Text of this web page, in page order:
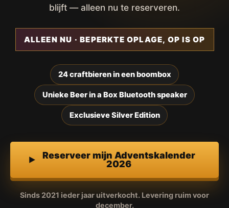
blijft — alleen nu te reserveren.
ALLEEN NU · BEPERKTE OPLAGE, OP IS OP
24 craftbieren in een boombox
Unieke Beer in a Box Bluetooth speaker
Exclusieve Silver Edition
Reserveer mijn Adventskalender
2026
Sinds 2021 ieder jaar uitverkocht. Levering ruim voor
december.